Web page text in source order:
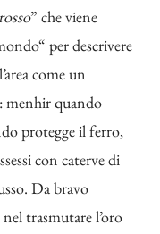
” che viene
“ per descrivere
come un
menhir quando
protegge il ferro,
con caterve di
Da bravo
trasmutare l’oro